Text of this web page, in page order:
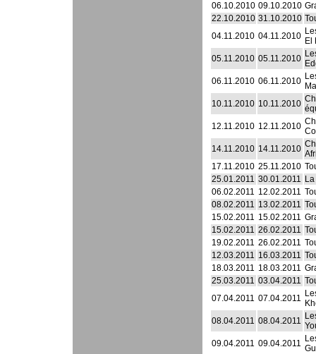
06.10.2010 09.10.2010
22.10.2010 31.10.2010
04.11.2010 04.11.2010 El
05.11.2010 05.11.2010
06.11.2010 06.11.2010
10.11.2010 10.11.2010
12.11.2010 12.11.2010
14.11.2010 14.11.2010
17.11.2010 25.11.2010
25.01.2011 30.01.2011
06.02.2011 12.02.2011
08.02.2011 13.02.2011
15.02.2011 15.02.2011
15.02.2011 26.02.2011
19.02.2011 26.02.2011
12.03.2011 16.03.2011
18.03.2011 18.03.2011
25.03.2011 03.04.2011
07.04.2011 07.04.2011
08.04.2011 08.04.2011
09.04.2011 09.04.2011